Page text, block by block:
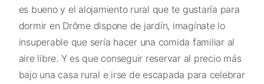
es bueno y el alojamiento rural que te gustaría para
dormir en Drôme dispone de jardín, imagínate lo
insuperable que sería hacer una comida familiar al
aire libre. Y es que conseguir reservar al precio más
bajo una casa rural e irse de escapada para celebrar